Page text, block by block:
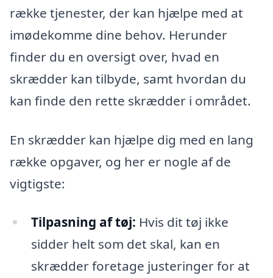
række tjenester, der kan hjælpe med at
imødekomme dine behov. Herunder
finder du en oversigt over, hvad en
skrædder kan tilbyde, samt hvordan du
kan finde den rette skrædder i området.
En skrædder kan hjælpe dig med en lang
række opgaver, og her er nogle af de
vigtigste:
Tilpasning af tøj: Hvis dit tøj ikke
sidder helt som det skal, kan en
skrædder foretage justeringer for at